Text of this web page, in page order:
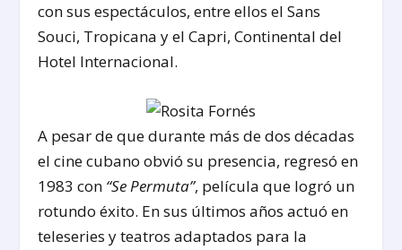
con sus espectáculos, entre ellos el Sans
Souci, Tropicana y el Capri, Continental del
Hotel Internacional.
A pesar de que durante más de dos décadas
el cine cubano obvió su presencia, regresó en
1983 con “Se Permuta”, película que logró un
rotundo éxito. En sus últimos años actuó en
teleseries y teatros adaptados para la